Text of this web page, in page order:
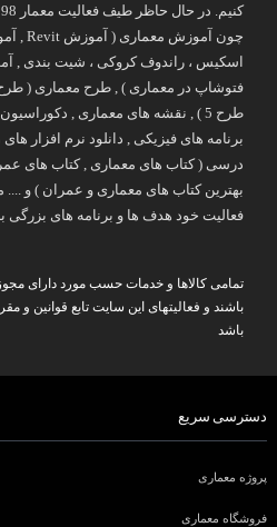
اسکیس ، راندوف کروکی ، شیت بندی
طرح 5 ) , نقشه های معماری ,
برنامه های فیزیکی , دانلود نرم افزار
درسی ( کتاب های معماری , کتاب های
فعالیت خود هدف ها و برنامه های بزرگی
تمامی کالاها و خدمات حسب مورد دارای
باشند و فعالیتهای این سایت تابع قوانین و
باشد
دسترسی سریع
پروژه معماری
فروشگاه معماری